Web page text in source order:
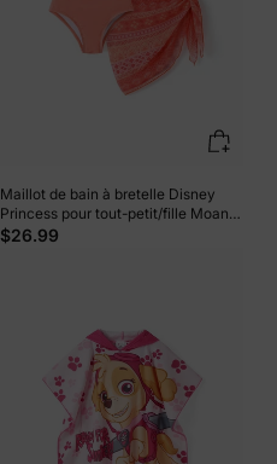
Maillot de bain à bretelle Disney
Princess pour tout-petit/fille Moana
UPF50+ avec jupe amovible Corail
$26.99